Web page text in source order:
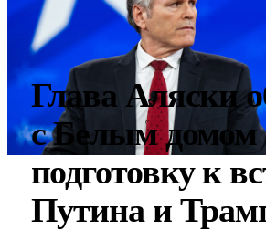
Глава Аляски
с Белым домом
подготовку к
Путина и